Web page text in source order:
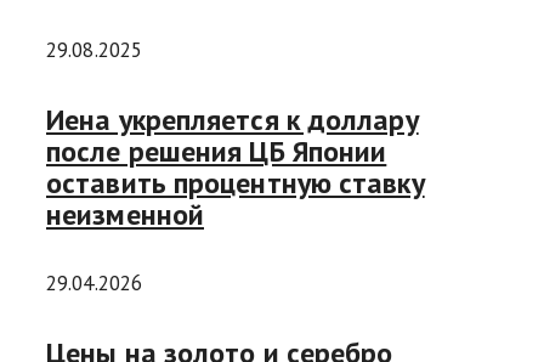
29.08.2025
Иена укрепляется к доллару
после решения ЦБ Японии
оставить процентную ставку
неизменной
29.04.2026
Цены на золото и серебро